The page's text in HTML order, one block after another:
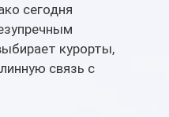
сегодня
курорты,
связь с